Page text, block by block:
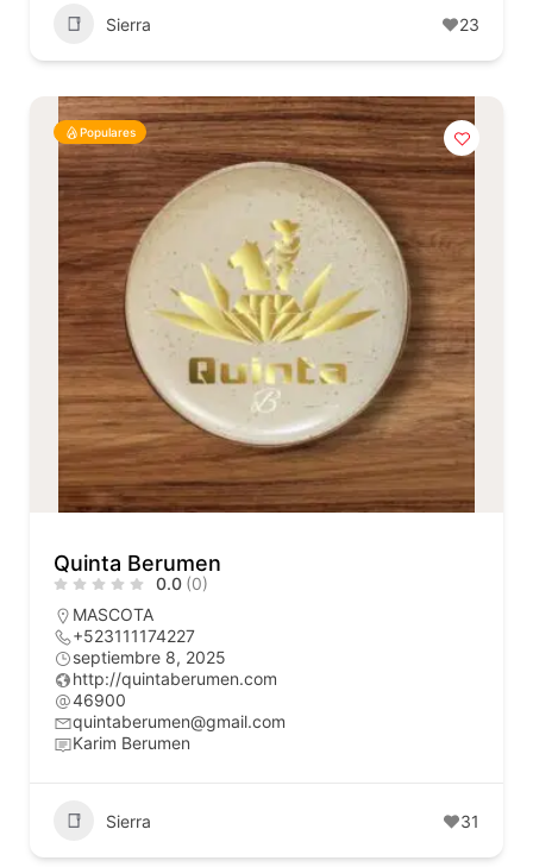
Sierra 23
Populares
Quinta Berumen
0.0 (0)
MASCOTA
+523111174227
septiembre 8, 2025
http://quintaberumen.com
46900
quintaberumen@gmail.com
Karim Berumen
Sierra 31